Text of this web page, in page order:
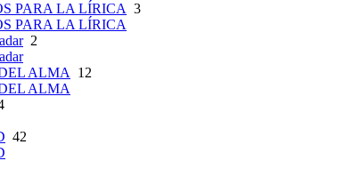
PARA LA LÍRICA 3
PARA LA LÍRICA
2
ALMA
12
ALMA
42